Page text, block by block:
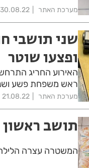
מערכת האתר 30.08.22
שני תושבי
ופצעו שוטר
האירוע החריג התרחש
ראש משפחת פשע
מערכת האתר 21.08.22
תושב ראשון
המשטרה עצרה הלילה